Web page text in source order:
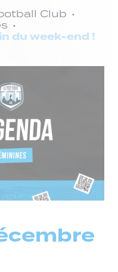
Club
du week-end !